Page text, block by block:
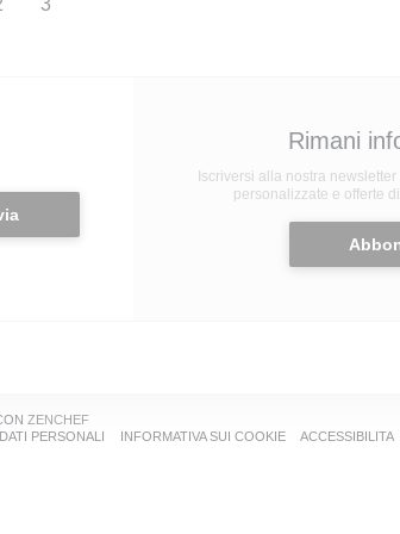
3
Rimani
Iscriversi alla nostra
personalizzate e offerte
ZENCHEF
PERSONALI ((APRE UNA NUOVA FINESTRA))
INFORMATIVA SUI COOKIE((APRE UNA
ACCESSIBILITA